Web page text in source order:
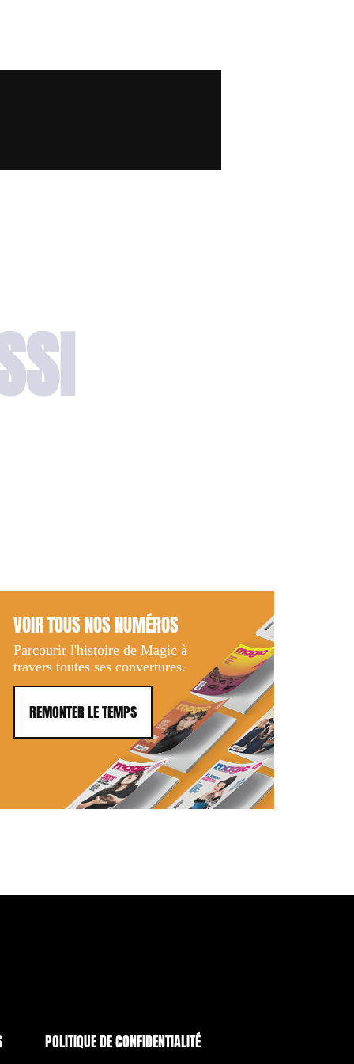
VOIR TOUS NOS NUMÉROS
Parcourir l'histoire de Magic à
travers toutes ses convertures.
REMONTER LE TEMPS
POLITIQUE DE CONFIDENTIALITÉ